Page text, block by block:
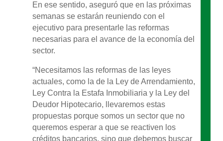
En ese sentido, aseguró que en las próximas
semanas se estarán reuniendo con el
ejecutivo para presentarle las reformas
necesarias para el avance de la economía del
sector.
“Necesitamos las reformas de las leyes
actuales, como la de la Ley de Arrendamiento,
Ley Contra la Estafa Inmobiliaria y la Ley del
Deudor Hipotecario, llevaremos estas
propuestas porque somos un sector que no
queremos esperar a que se reactiven los
créditos bancarios, sino que debemos buscar